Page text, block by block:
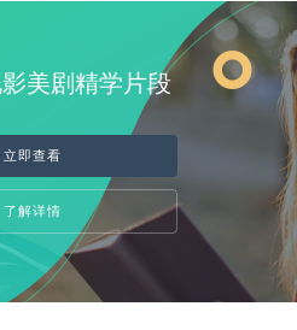
美剧精学片段
立即查看
了解详情